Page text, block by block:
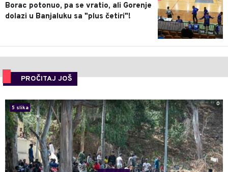
Borac potonuo, pa se vratio, ali Gorenje
dolazi u Banjaluku sa "plus četiri"!
PROČITAJ JOŠ
5 slika
0